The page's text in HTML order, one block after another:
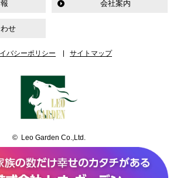
会社案内
せ
バシーポリシー サイトマップ
© Leo Garden Co.,Ltd.